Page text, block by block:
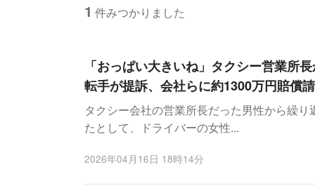
1 件みつかりました
「おっぱい大きいね」タクシー営業所
転手が提訴、会社らに約1300万円賠償
タクシー会社の営業所長だった男性から繰
たとして、ドライバーの女性...
2026年04月16日 18時14分